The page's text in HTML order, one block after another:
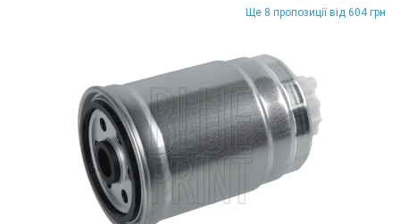
Ще 8 пропозиції від 604 грн